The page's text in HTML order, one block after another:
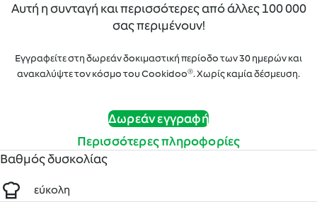
Αυτή η συνταγή και περισσότερες από άλλες 100 000
σας περιμένουν!
Εγγραφείτε στη δωρεάν δοκιμαστική περίοδο των 30 ημερών και
ανακαλύψτε τον κόσμο του Cookidoo®. Χωρίς καμία δέσμευση.
Δωρεάν εγγραφή
Περισσότερες πληροφορίες
Βαθμός δυσκολίας
εύκολη